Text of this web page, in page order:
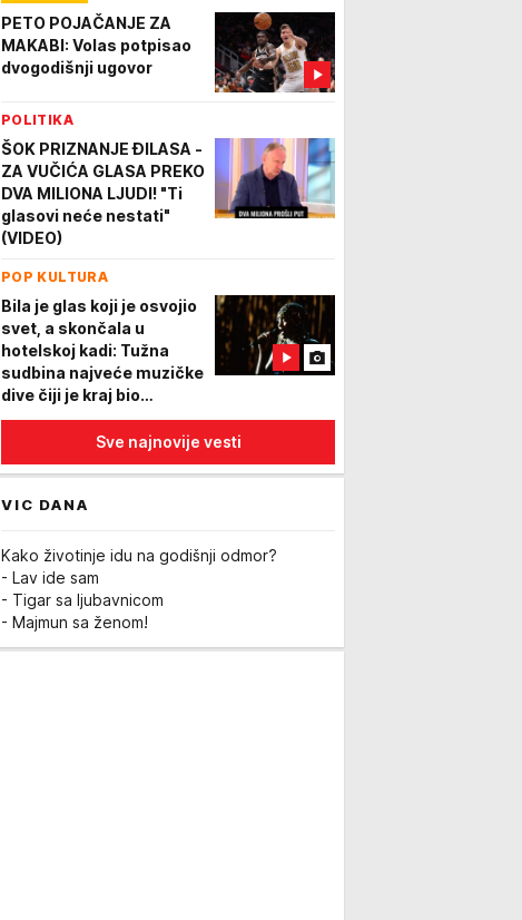
(VIDEO)
PETO POJAČANJE ZA
MAKABI: Volas potpisao
dvogodišnji ugovor
POLITIKA
ŠOK PRIZNANJE ĐILASA -
ZA VUČIĆA GLASA PREKO
DVA MILIONA LJUDI! "Ti
glasovi neće nestati"
(VIDEO)
POP KULTURA
Bila je glas koji je osvojio
svet, a skončala u
hotelskoj kadi: Tužna
sudbina najveće muzičke
dive čiji je kraj bio
tragičan
Sve najnovije vesti
VIC DANA
Kako životinje idu na godišnji odmor?
- Lav ide sam
- Tigar sa ljubavnicom
- Majmun sa ženom!